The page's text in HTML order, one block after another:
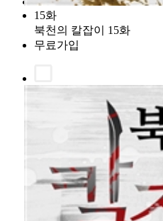
15화
북천의 칼잡이 15화
무료가입